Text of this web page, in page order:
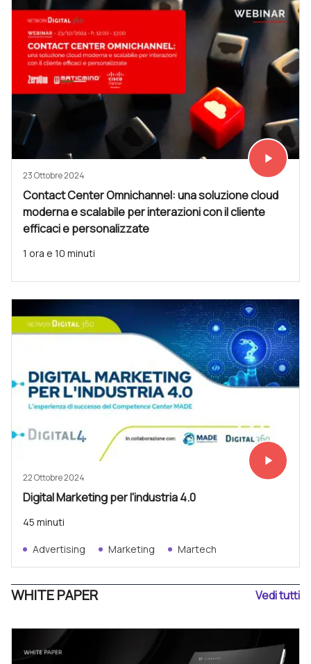
Vedi subito
play_arrow
23 Ottobre 2024
Contact Center Omnichannel: una soluzione cloud
moderna e scalabile per interazioni con il cliente
efficaci e personalizzate
1 ora e 10 minuti
Vedi subito
play_arrow
22 Ottobre 2024
Digital Marketing per l'industria 4.0
45 minuti
Advertising Marketing Martech
WHITE PAPER Vedi tutti